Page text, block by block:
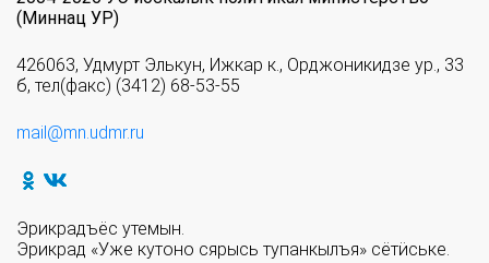
(Миннац УР)
426063, Удмурт Элькун, Ижкар к., Орджоникидзе ур., 33
б, тел(факс) (3412) 68-53-55
mail@mn.udmr.ru
Эрикрадъёс утемын.
Эрикрад «Уже кутоно сярысь тупанкылъя» сётӥське.